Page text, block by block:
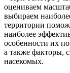
оцениваем
выбираем
территории
наиболее
особенности их
а также факторы,
насекомых.